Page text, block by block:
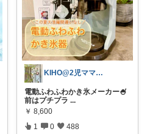
KIHO@2児ママ（👧小5👦小3）
電動ふわふわかき氷メーカー🍧
前はプチプラ ...
￥ 8,600
1 0 488